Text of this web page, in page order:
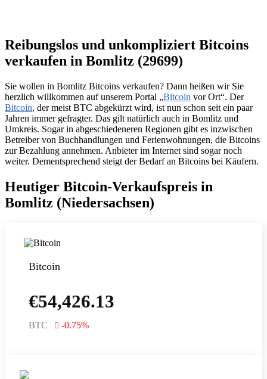
Reibungslos und unkompliziert Bitcoins
verkaufen in Bomlitz (29699)
Sie wollen in Bomlitz Bitcoins verkaufen? Dann heißen wir Sie
herzlich willkommen auf unserem Portal „Bitcoin vor Ort“. Der
Bitcoin, der meist BTC abgekürzt wird, ist nun schon seit ein paar
Jahren immer gefragter. Das gilt natürlich auch in Bomlitz und
Umkreis. Sogar in abgeschiedeneren Regionen gibt es inzwischen
Betreiber von Buchhandlungen und Ferienwohnungen, die Bitcoins
zur Bezahlung annehmen. Anbieter im Internet sind sogar noch
weiter. Dementsprechend steigt der Bedarf an Bitcoins bei Käufern.
Heutiger Bitcoin-Verkaufspreis in
Bomlitz (Niedersachsen)
Bitcoin
€54,426.13
BTC -0.75%